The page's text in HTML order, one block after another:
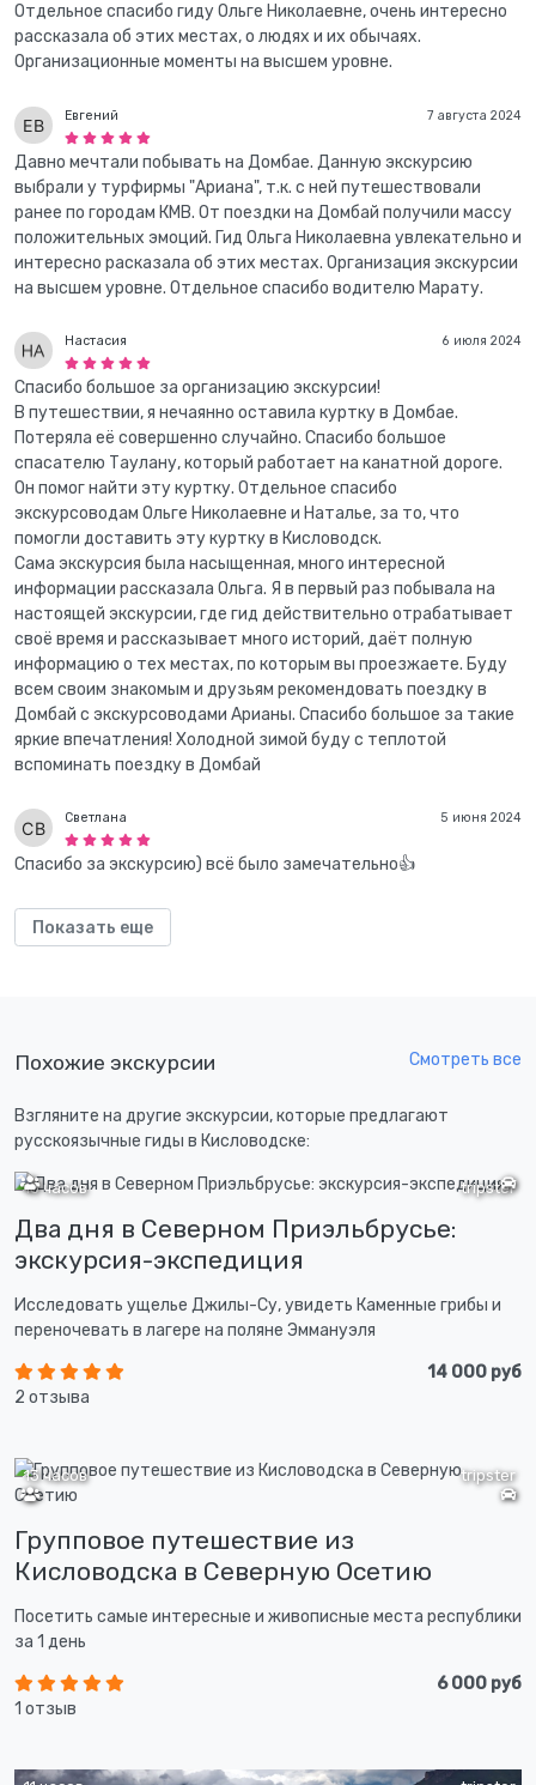
Отдельное спасибо гиду Ольге Николаевне, очень интересно
рассказала об этих местах, о людях и их обычаях.
Организационные моменты на высшем уровне.
7 августа 2024
Евгений
Давно мечтали побывать на Домбае. Данную экскурсию
выбрали у турфирмы "Ариана", т.к. с ней путешествовали
ранее по городам КМВ. От поездки на Домбай получили массу
положительных эмоций. Гид Ольга Николаевна увлекательно и
интересно расказала об этих местах. Организация экскурсии
на высшем уровне. Отдельное спасибо водителю Марату.
6 июля 2024
Настасия
Спасибо большое за организацию экскурсии!
В путешествии, я нечаянно оставила куртку в Домбае.
Потеряла её совершенно случайно. Спасибо большое
спасателю Таулану, который работает на канатной дороге.
Он помог найти эту куртку. Отдельное спасибо
экскурсоводам Ольге Николаевне и Наталье, за то, что
помогли доставить эту куртку в Кисловодск.
Сама экскурсия была насыщенная, много интересной
информации рассказала Ольга. Я в первый раз побывала на
настоящей экскурсии, где гид действительно отрабатывает
своё время и рассказывает много историй, даёт полную
информацию о тех местах, по которым вы проезжаете. Буду
всем своим знакомым и друзьям рекомендовать поездку в
Домбай с экскурсоводами Арианы. Спасибо большое за такие
яркие впечатления! Холодной зимой буду с теплотой
вспоминать поездку в Домбай
5 июня 2024
Светлана
Спасибо за экскурсию) всё было замечательно👍
Показать еще
Похожие экскурсии Смотреть все
Взгляните на другие экскурсии, которые предлагают
русскоязычные гиды в Кисловодске:
tripster
13 часов
Два дня в Северном Приэльбрусье:
экскурсия-экспедиция
Исследовать ущелье Джилы-Су, увидеть Каменные грибы и
переночевать в лагере на поляне Эммануэля
2 отзыва
14 000 руб
tripster
13 часов
Групповое путешествие из
Кисловодска в Северную Осетию
Посетить самые интересные и живописные места республики
за 1 день
1 отзыв
6 000 руб